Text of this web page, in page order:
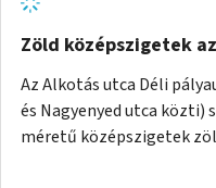
Zöld középszigetek
Az Alkotás utca Déli
és Nagyenyed utca közti)
méretű középszigetek